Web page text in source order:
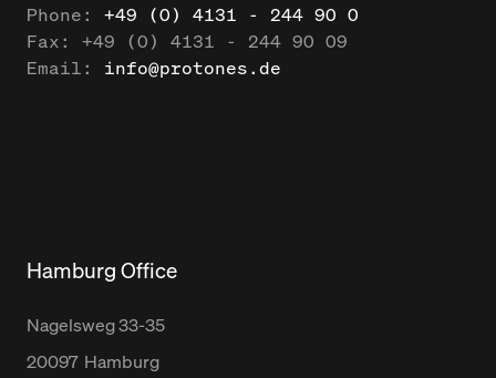
Phone:
+49 (0) 4131 - 244 90 0
Fax:
+49 (0) 4131 - 244 90 09
Email:
info@protones.de
Hamburg Office
Nagelsweg33-35
20097 Hamburg